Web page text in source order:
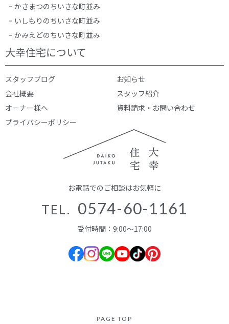
お電話でのご相談はお気軽に
TEL. 0574-60-1161
受付時間：9:00～17:00
かさまつのちいさな町並み
いしもりのちいさな町並み
かみえどのちいさな町並み
大幸住宅について
スタッフブログ
お知らせ
会社概要
スタッフ紹介
オーナー様へ
資料請求・お問い合わせ
プライバシーポリシー
PAGE TOP